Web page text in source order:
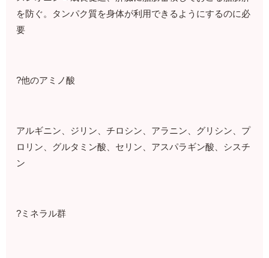
を防ぐ。タンパク質を身体が利用できるようにするのに必
要
?他のアミノ酸
アルギニン、ジリン、チロシン、アラニン、グリシン、プ
ロリン、グルタミン酸、セリン、アスパラギン酸、シスチ
ン
?ミネラル群